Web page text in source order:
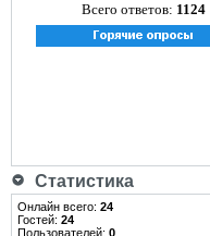
Всего ответов: 1124
Статистика
Онлайн всего: 24
Гостей: 24
Пользователей: 0